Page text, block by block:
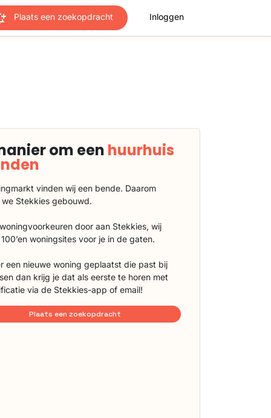
Plaats een zoekopdracht Inloggen
om een huurhuis
vinden wij een bende. Daarom
Stekkies gebouwd.
door aan Stekkies, wij
woningsites voor je in de gaten.
een nieuwe woning geplaatst die past bij
dan krijg je dat als eerste te horen met
via de Stekkies-app of email!
Plaats een zoekopdracht